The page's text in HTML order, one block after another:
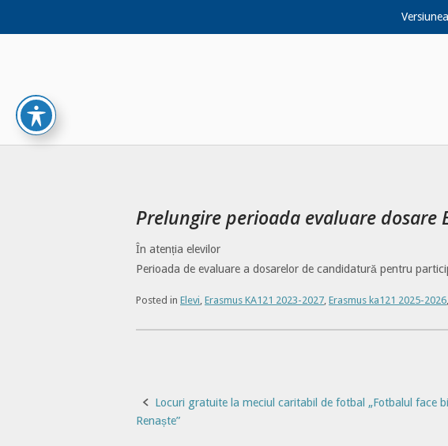
Prelungire perioada evaluare dosare
În atenția elevilor
Perioada de evaluare a dosarelor de candidatură pentru
Posted in Elevi, Erasmus KA121 2023-2027, Erasmus ka121 2025-2026,
Post
Locuri gratuite la meciul caritabil de fotbal „Fotbalul face
Renaște”